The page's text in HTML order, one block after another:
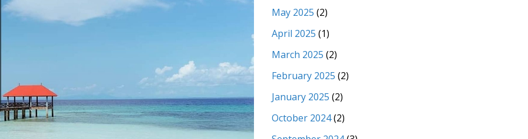
May 2025 (2)
April 2025 (1)
March 2025 (2)
February 2025 (2)
January 2025 (2)
October 2024(2)